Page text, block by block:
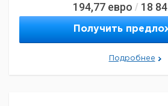
194,77 евро / 18
Получить
Подробнее